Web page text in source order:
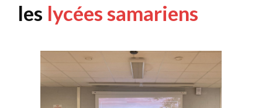
les lycées samariens